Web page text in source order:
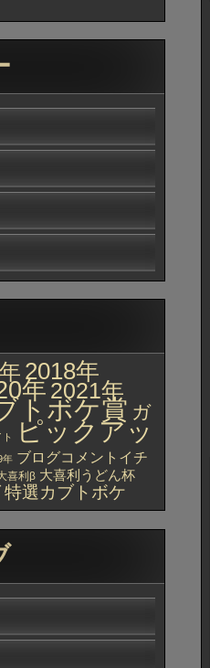
2018年
年 2021年
トボケ賞 ガ
ピックアッ
年 ブログコメントイチ
喜利β 大喜利うどん杯
特選カブトボケ